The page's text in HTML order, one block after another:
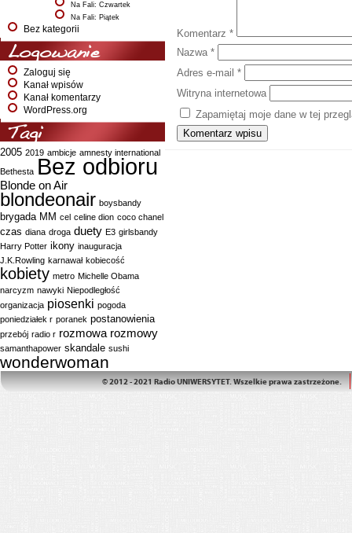
Na Fali: Czwartek
Na Fali: Piątek
Bez kategorii
Logowanie
Zaloguj się
Kanał wpisów
Kanał komentarzy
WordPress.org
Tagi
2005 2019 ambicje amnesty international
Bethesta Bez odbioru
Blonde on Air
blondeonair boysbandy
brygada MM cel celine dion coco chanel
czas diana droga duety E3 girlsbandy
Harry Potter ikony inauguracja
J.K.Rowling karnawał kobiecość
kobiety metro Michelle Obama
narcyzm nawyki Niepodległość
organizacja piosenki pogoda
poniedziałek r poranek postanowienia
przebój radio r rozmowa rozmowy
samanthapower skandale sushi
wonderwoman
Komentarz *
Nazwa *
Adres e-mail *
Witryna internetowa
Zapamiętaj moje dane w tej
© 2012 - 2021 Radio UNIWERSYTET. Wszelkie prawa zastrzeżone.